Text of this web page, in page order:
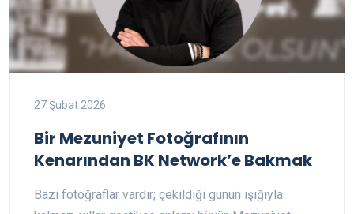
27 Şubat 2026
Bir Mezuniyet Fotoğrafının
Kenarından BK Network’e Bakmak
Bazı fotoğraflar vardır; çekildiği günün ışığıyla